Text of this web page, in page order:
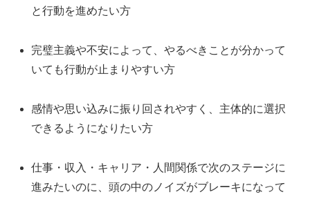
と行動を進めたい方
完璧主義や不安によって、やるべきことが分かって
いても行動が止まりやすい方
感情や思い込みに振り回されやすく、主体的に選択
できるようになりたい方
仕事・収入・キャリア・人間関係で次のステージに
進みたいのに、頭の中のノイズがブレーキになって